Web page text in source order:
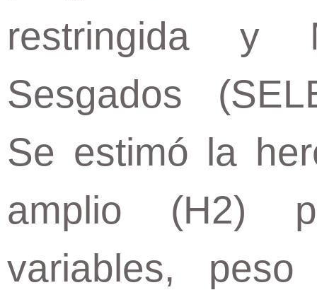
restringida y
Sesgados
Se estimó la
amplio (H2)
variables,